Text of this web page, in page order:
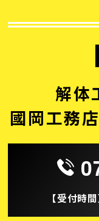
解体
國岡工務
【受付時